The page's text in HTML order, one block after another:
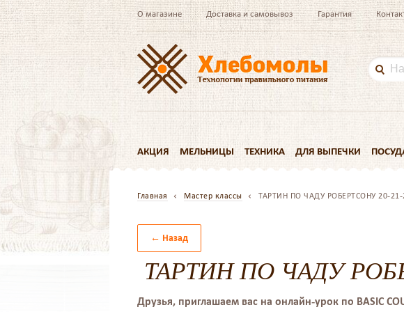
О магазине Доставка и самовывоз Гарантия
АКЦИЯ МЕЛЬНИЦЫ ТЕХНИКА ДЛЯ ВЫПЕЧКИ
Главная Мастер классы ТАРТИН ПО ЧАДУ РОБЕРТСОНУ 20-
← Назад
ТАРТИН ПО ЧАДУ
Друзья, приглашаем вас на онлайн-урок по BASIC